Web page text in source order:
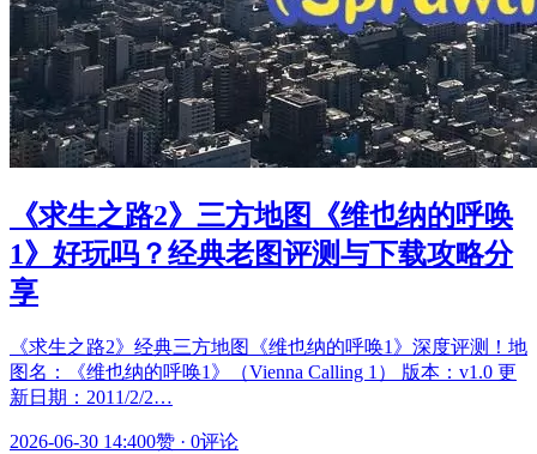
《求生之路2》三方地图《维也纳的呼唤
1》好玩吗？经典老图评测与下载攻略分
享
《求生之路2》经典三方地图《维也纳的呼唤1》深度评测！地
图名：《维也纳的呼唤1》（Vienna Calling 1） 版本：v1.0 更
新日期：2011/2/2…
2026-06-30 14:400赞 · 0评论